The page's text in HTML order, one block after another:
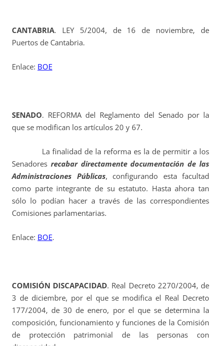
CANTABRIA. LEY 5/2004, de 16 de noviembre, de
Puertos de Cantabria.
Enlace: BOE
SENADO. REFORMA del Reglamento del Senado por la
que se modifican los artículos 20 y 67.
La finalidad de la reforma es la de permitir a los
Senadores recabar directamente documentación de las
Administraciones Públicas, configurando esta facultad
como parte integrante de su estatuto. Hasta ahora tan
sólo lo podían hacer a través de las correspondientes
Comisiones parlamentarias.
Enlace: BOE.
COMISIÓN DISCAPACIDAD. Real Decreto 2270/2004, de
3 de diciembre, por el que se modifica el Real Decreto
177/2004, de 30 de enero, por el que se determina la
composición, funcionamiento y funciones de la Comisión
de protección patrimonial de las personas con